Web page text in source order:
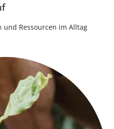
Ressourcen im Alltag